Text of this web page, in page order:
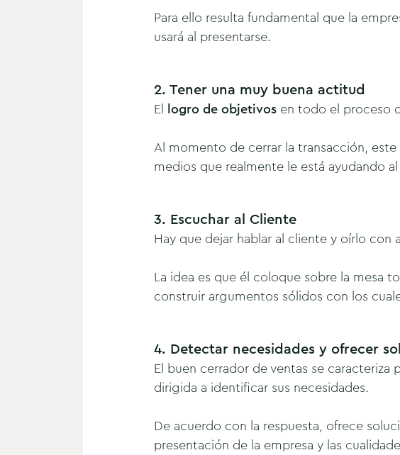
Para ello resulta fundamental que la
usará al presentarse.
2. Tener una muy buena actitud
El logro de objetivos en todo el proceso
Al momento de cerrar la transacción,
medios que realmente le está ayudando
3. Escuchar al Cliente
Hay que dejar hablar al cliente y oírlo con
La idea es que él coloque sobre la mesa
construir argumentos sólidos con los
4. Detectar necesidades y ofrecer
El buen cerrador de ventas se
dirigida a identificar sus necesidades.
De acuerdo con la respuesta, ofrece
presentación de la empresa y las